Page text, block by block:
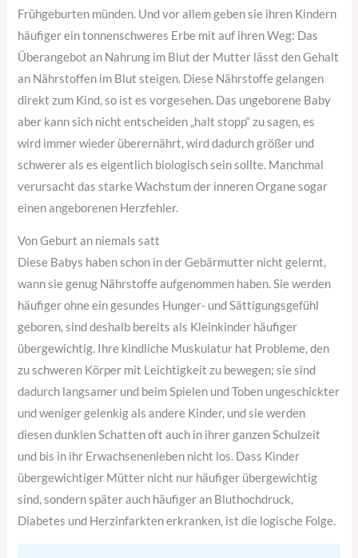
Frühgeburten münden. Und vor allem geben sie ihren Kindern
häufiger ein tonnenschweres Erbe mit auf ihren Weg: Das
Überangebot an Nahrung im Blut der Mutter lässt den Gehalt
an Nährstoffen im Blut steigen. Diese Nährstoffe gelangen
direkt zum Kind, so ist es vorgesehen. Das ungeborene Baby
aber kann sich nicht entscheiden „halt stopp“ zu sagen, es
wird immer wieder überernährt, wird dadurch größer und
schwerer als es eigentlich biologisch sein sollte. Manchmal
verursacht das starke Wachstum der inneren Organe sogar
einen angeborenen Herzfehler.
Von Geburt an niemals satt
Diese Babys haben schon in der Gebärmutter nicht gelernt,
wann sie genug Nährstoffe aufgenommen haben. Sie werden
häufiger ohne ein gesundes Hunger- und Sättigungsgefühl
geboren, sind deshalb bereits als Kleinkinder häufiger
übergewichtig. Ihre kindliche Muskulatur hat Probleme, den
zu schweren Körper mit Leichtigkeit zu bewegen; sie sind
dadurch langsamer und beim Spielen und Toben ungeschickter
und weniger gelenkig als andere Kinder, und sie werden
diesen dunklen Schatten oft auch in ihrer ganzen Schulzeit
und bis in ihr Erwachsenenleben nicht los. Dass Kinder
übergewichtiger Mütter nicht nur häufiger übergewichtig
sind, sondern später auch häufiger an Bluthochdruck,
Diabetes und Herzinfarkten erkranken, ist die logische Folge.